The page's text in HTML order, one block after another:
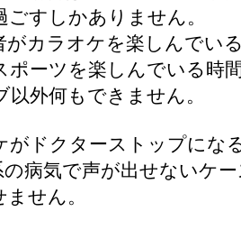
すしかありません。
がカラオケを楽しんでい
ポーツを楽しんでいる時
外何もできません。
がドクターストップにな
の病気で声が出せないケ
せん。